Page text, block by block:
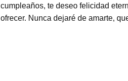
cumpleaños, te deseo felicidad
ofrecer. Nunca dejaré de amarte,